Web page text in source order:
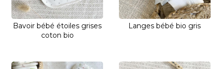
Bavoir bébé étoiles grises
coton bio
Langes bébé bio gris